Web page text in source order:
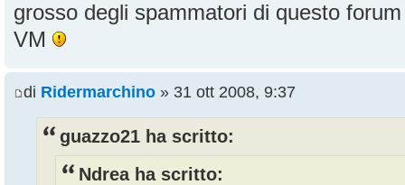
grosso degli spammatori di questo
VM
di Ridermarchino » 31 ott 2008, 9:37
guazzo21 ha scritto:
Ndrea ha scritto: